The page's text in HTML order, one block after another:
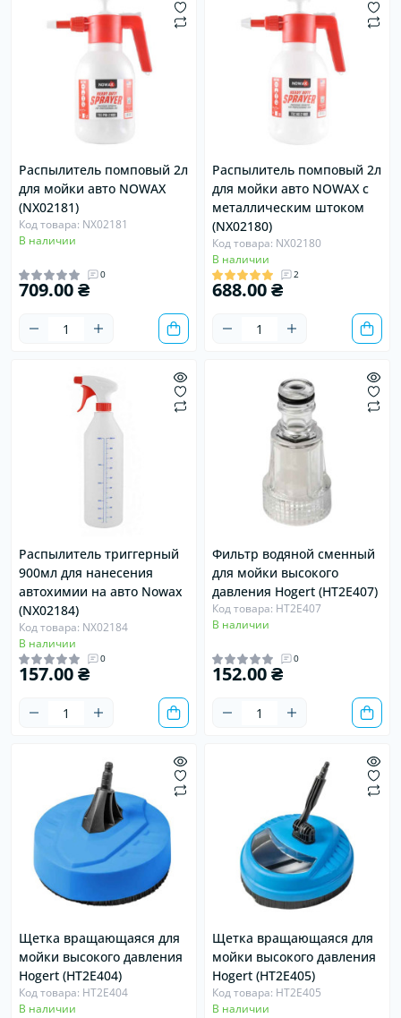
Распылитель помповый 2л
для мойки авто NOWAX
(NX02181)
Код товара: NX02181
В наличии
0
709.00 ₴
Распылитель помповый 2л
для мойки авто NOWAX с
металлическим штоком
(NX02180)
Код товара: NX02180
В наличии
2
688.00 ₴
Распылитель триггерный
900мл для нанесения
автохимии на авто Nowax
(NX02184)
Код товара: NX02184
В наличии
0
157.00 ₴
Фильтр водяной сменный
для мойки высокого
давления Hogert (HT2E407)
Код товара: HT2E407
В наличии
0
152.00 ₴
Щетка вращающаяся для
мойки высокого давления
Hogert (HT2E404)
Код товара: HT2E404
В наличии
Щетка вращающаяся для
мойки высокого давления
Hogert (HT2E405)
Код товара: HT2E405
В наличии